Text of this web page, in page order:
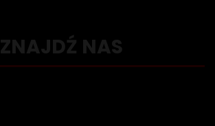
ZNAJDŹ NAS